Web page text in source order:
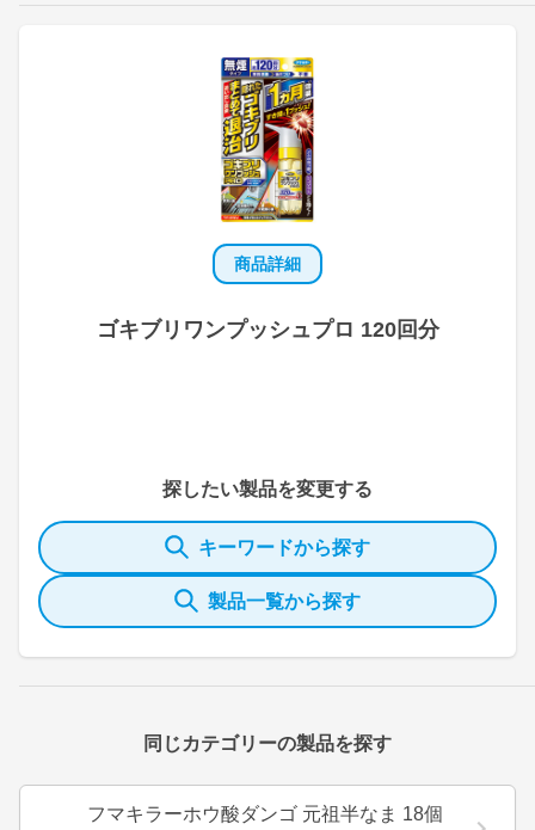
商品詳細
ゴキブリワンプッシュプロ 120回分
探したい製品を変更する
キーワードから探す
製品一覧から探す
同じカテゴリーの製品を探す
フマキラーホウ酸ダンゴ 元祖半なま 18個